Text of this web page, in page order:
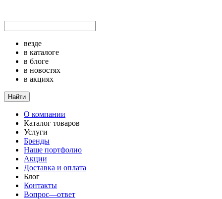
везде
в каталоге
в блоге
в новостях
в акциях
Найти
О компании
Каталог товаров
Услуги
Бренды
Наше портфолио
Акции
Доставка и оплата
Блог
Контакты
Вопрос—ответ